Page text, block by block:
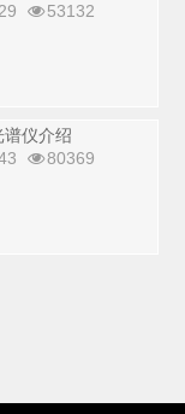
53132
仪介绍
80369